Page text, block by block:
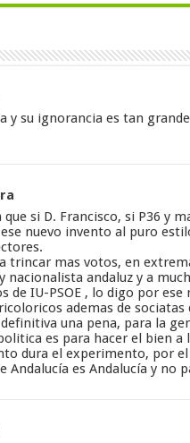
y su ignorancia es tan
que si D. Francisco, si P36 y
nuevo invento al puro
trincar mas votos, en
nacionalista andaluz y a
de IU-PSOE , lo digo por
ademas de sociatas
una pena, para la
es para hacer el bien a
dura el experimento, por el
Andalucía es Andalucía y no